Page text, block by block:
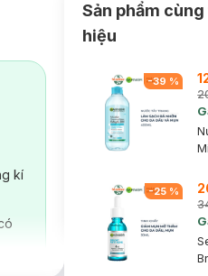
kí
Sản phẩm
hiệu
-39 %
-25 %